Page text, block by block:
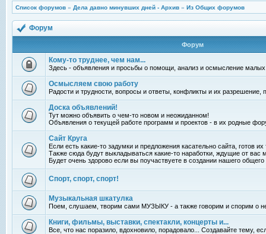
Список форумов » Дела давно минувших дней - Архив » Из Общих форумов
Форум
Форум
Кому-то труднее, чем нам...
Здесь - объявления и просьбы о помощи, анализ и осмысление
Осмысляем свою работу
Радости и трудности, вопросы и ответы, конфликты и их разрешение,
Доска объявлений!
Тут можно объявить о чем-то новом и неожиданном!
Объявления о текущей работе программ и проектов - в их родные
Сайт Круга
Если есть какие-то задумки и предложения касательно сайта, готов
Также сюда будут выкладываться какие-то наработки, ждущие от вас
Будет очень здорово если вы поучаствуете в создании нашего общего
Спорт, спорт, спорт!
Музыкальная шкатулка
Поем, слушаем, творим сами МУЗЫКУ - а также говорим и спорим о
Книги, фильмы, выставки, спектакли, концерты и...
Все, что нас поразило, вдохновило, порадовало... Создавайте тему,